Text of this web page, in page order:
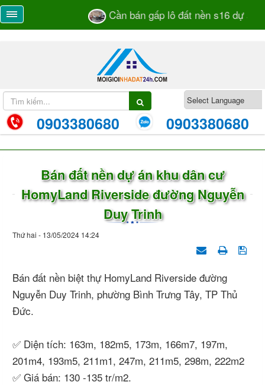
Cần bán gấp lô đất nền s16 dự án
0903380680 0903380680
Bán đất nền dự án khu dân cư
HomyLand Riverside đường Nguyễn
Duy Trinh
Thứ hai - 13/05/2024 14:24
Bán đất nền biệt thự HomyLand Riverside đường
Nguyễn Duy Trinh, phường Bình Trưng Tây, TP Thủ
Đức.
✅ Diện tích: 163m, 182m5, 173m, 166m7, 197m,
201m4, 193m5, 211m1, 247m, 211m5, 298m, 222m2
✅ Giá bán: 130 -135 tr/m2.